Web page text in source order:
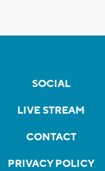
SOCIAL
LIVE STREAM
CONTACT
PRIVACY POLICY